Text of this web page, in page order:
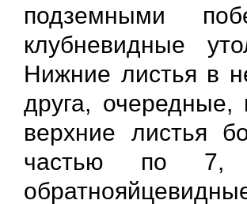
подземными
клубневидные
Нижние листья в
друга,
верхние листья
частью по 7,